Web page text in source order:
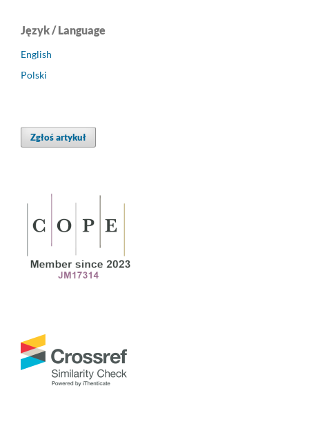
Język / Language
English
Polski
Zgłoś artykuł